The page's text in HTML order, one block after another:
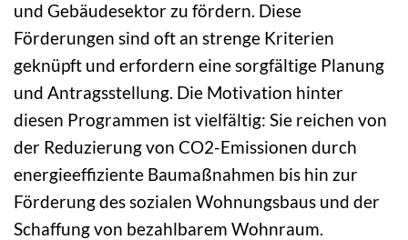
und Gebäudesektor zu fördern. Diese
Förderungen sind oft an strenge Kriterien
geknüpft und erfordern eine sorgfältige Planung
und Antragsstellung. Die Motivation hinter
diesen Programmen ist vielfältig: Sie reichen von
der Reduzierung von CO2-Emissionen durch
energieeffiziente Baumaßnahmen bis hin zur
Förderung des sozialen Wohnungsbaus und der
Schaffung von bezahlbarem Wohnraum.